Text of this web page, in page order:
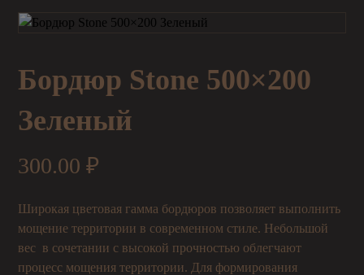
Бордюр Stone 500×200
Зеленый
300.00₽
Широкая цветовая гамма бордюров позволяет выполнить
мощение территории в современном стиле. Небольшой
вес в сочетании с высокой прочностью облегчают
процесс мощения территории. Для формирования